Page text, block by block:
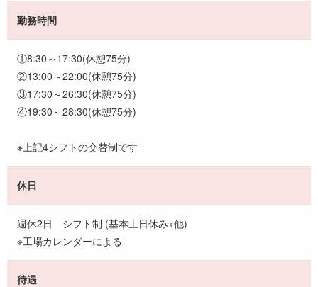
勤務時間
①8:30～17:30(休憩75分)
②13:00～22:00(休憩75分)
③17:30～26:30(休憩75分)
④19:30～28:30(休憩75分)
※上記4シフトの交替制です
休日
週休2日 シフト制 (基本土日休み+他)
※工場カレンダーによる
待遇